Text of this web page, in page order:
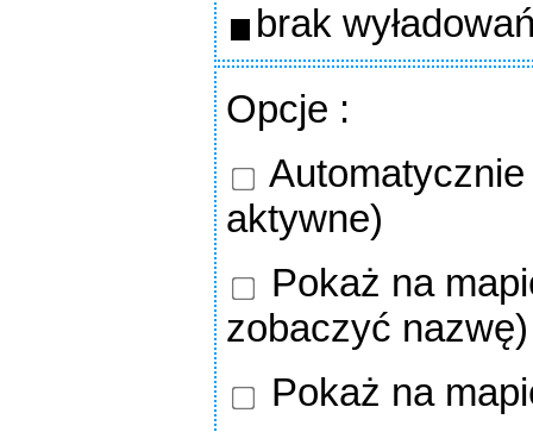
brak
Opcje :
aktywne)
Pokaż na
zobaczyć nazwę)
Pokaż na